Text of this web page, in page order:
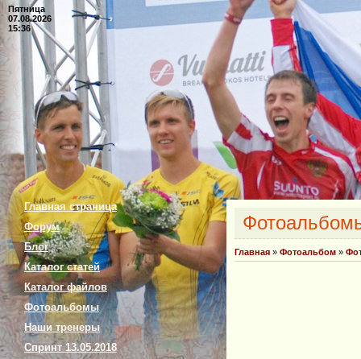
Пятница
07.08.2026
15:36
Главная страница
Форум
Блог
Каталог статей
Каталог файлов
Фотоальбомы
Наши тренеры
Спринт 13.05.2018
Главная » Фотоальбом »